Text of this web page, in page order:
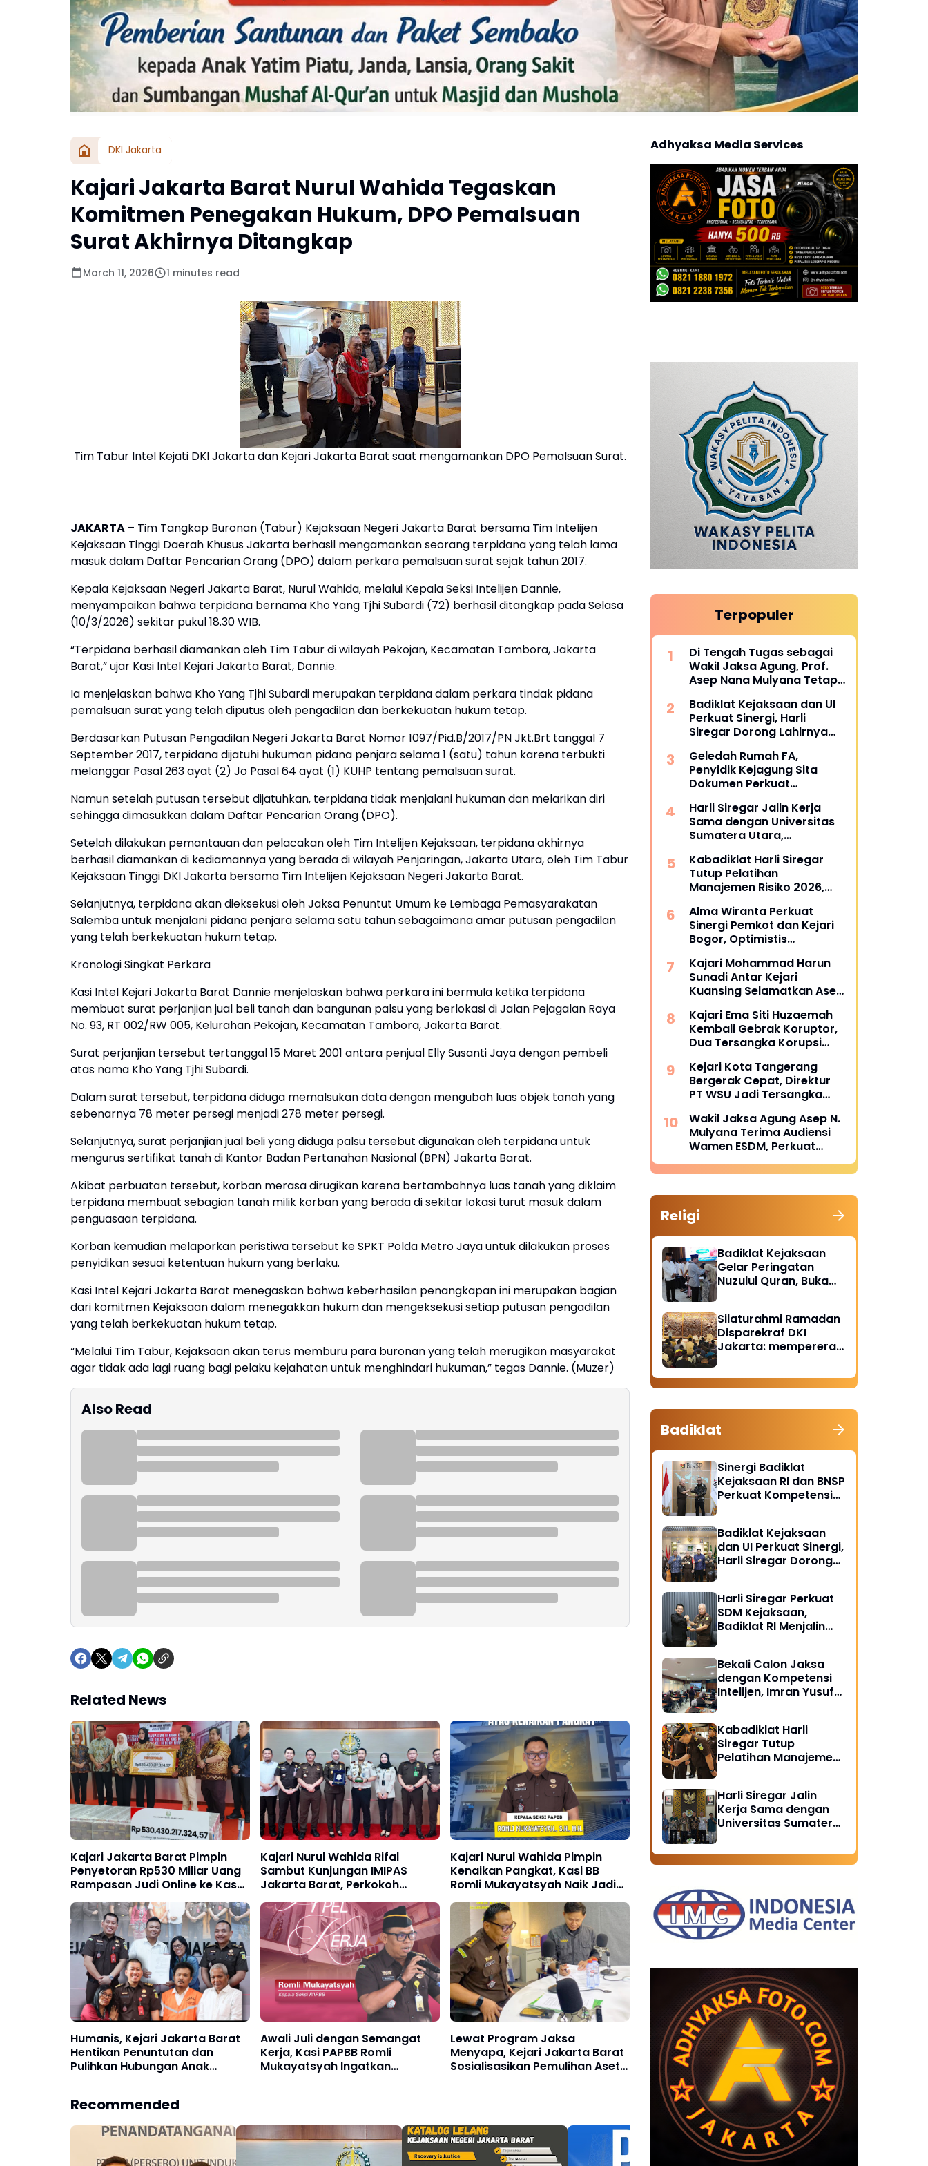
DKI Jakarta
Kajari Jakarta Barat Nurul Wahida Tegaskan
Komitmen Penegakan Hukum, DPO Pemalsuan
Surat Akhirnya Ditangkap
March 11, 2026 1 minutes read
Tim Tabur Intel Kejati DKI Jakarta dan Kejari Jakarta Barat saat mengamankan DPO Pemalsuan Surat.
JAKARTA – Tim Tangkap Buronan (Tabur) Kejaksaan Negeri Jakarta Barat bersama Tim Intelijen
Kejaksaan Tinggi Daerah Khusus Jakarta berhasil mengamankan seorang terpidana yang telah lama
masuk dalam Daftar Pencarian Orang (DPO) dalam perkara pemalsuan surat sejak tahun 2017.
Kepala Kejaksaan Negeri Jakarta Barat, Nurul Wahida, melalui Kepala Seksi Intelijen Dannie,
menyampaikan bahwa terpidana bernama Kho Yang Tjhi Subardi (72) berhasil ditangkap pada Selasa
(10/3/2026) sekitar pukul 18.30 WIB.
“Terpidana berhasil diamankan oleh Tim Tabur di wilayah Pekojan, Kecamatan Tambora, Jakarta
Barat,” ujar Kasi Intel Kejari Jakarta Barat, Dannie.
Ia menjelaskan bahwa Kho Yang Tjhi Subardi merupakan terpidana dalam perkara tindak pidana
pemalsuan surat yang telah diputus oleh pengadilan dan berkekuatan hukum tetap.
Berdasarkan Putusan Pengadilan Negeri Jakarta Barat Nomor 1097/Pid.B/2017/PN Jkt.Brt tanggal 7
September 2017, terpidana dijatuhi hukuman pidana penjara selama 1 (satu) tahun karena terbukti
melanggar Pasal 263 ayat (2) Jo Pasal 64 ayat (1) KUHP tentang pemalsuan surat.
Namun setelah putusan tersebut dijatuhkan, terpidana tidak menjalani hukuman dan melarikan diri
sehingga dimasukkan dalam Daftar Pencarian Orang (DPO).
Setelah dilakukan pemantauan dan pelacakan oleh Tim Intelijen Kejaksaan, terpidana akhirnya
berhasil diamankan di kediamannya yang berada di wilayah Penjaringan, Jakarta Utara, oleh Tim Tabur
Kejaksaan Tinggi DKI Jakarta bersama Tim Intelijen Kejaksaan Negeri Jakarta Barat.
Selanjutnya, terpidana akan dieksekusi oleh Jaksa Penuntut Umum ke Lembaga Pemasyarakatan
Salemba untuk menjalani pidana penjara selama satu tahun sebagaimana amar putusan pengadilan
yang telah berkekuatan hukum tetap.
Kronologi Singkat Perkara
Kasi Intel Kejari Jakarta Barat Dannie menjelaskan bahwa perkara ini bermula ketika terpidana
membuat surat perjanjian jual beli tanah dan bangunan palsu yang berlokasi di Jalan Pejagalan Raya
No. 93, RT 002/RW 005, Kelurahan Pekojan, Kecamatan Tambora, Jakarta Barat.
Surat perjanjian tersebut tertanggal 15 Maret 2001 antara penjual Elly Susanti Jaya dengan pembeli
atas nama Kho Yang Tjhi Subardi.
Dalam surat tersebut, terpidana diduga memalsukan data dengan mengubah luas objek tanah yang
sebenarnya 78 meter persegi menjadi 278 meter persegi.
Selanjutnya, surat perjanjian jual beli yang diduga palsu tersebut digunakan oleh terpidana untuk
mengurus sertifikat tanah di Kantor Badan Pertanahan Nasional (BPN) Jakarta Barat.
Akibat perbuatan tersebut, korban merasa dirugikan karena bertambahnya luas tanah yang diklaim
terpidana membuat sebagian tanah milik korban yang berada di sekitar lokasi turut masuk dalam
penguasaan terpidana.
Korban kemudian melaporkan peristiwa tersebut ke SPKT Polda Metro Jaya untuk dilakukan proses
penyidikan sesuai ketentuan hukum yang berlaku.
Kasi Intel Kejari Jakarta Barat menegaskan bahwa keberhasilan penangkapan ini merupakan bagian
dari komitmen Kejaksaan dalam menegakkan hukum dan mengeksekusi setiap putusan pengadilan
yang telah berkekuatan hukum tetap.
“Melalui Tim Tabur, Kejaksaan akan terus memburu para buronan yang telah merugikan masyarakat
agar tidak ada lagi ruang bagi pelaku kejahatan untuk menghindari hukuman,” tegas Dannie. (Muzer)
Also Read
Related News
Kajari Jakarta Barat Pimpin
Penyetoran Rp530 Miliar Uang
Rampasan Judi Online ke Kas
Negara
Kajari Nurul Wahida Rifal
Sambut Kunjungan IMIPAS
Jakarta Barat, Perkokoh
Kolaborasi untuk Pelayanan
Publik Berintegritas
Kajari Nurul Wahida Pimpin
Kenaikan Pangkat, Kasi BB
Romli Mukayatsyah Naik Jadi
Jaksa Madya atau Pangkat
IV/a
Humanis, Kejari Jakarta Barat
Hentikan Penuntutan dan
Pulihkan Hubungan Anak
Awali Juli dengan Semangat
Kerja, Kasi PAPBB Romli
Mukayatsyah Ingatkan
Lewat Program Jaksa
Menyapa, Kejari Jakarta Barat
Sosialisasikan Pemulihan Aset
Recommended
Adhyaksa Media Services
Terpopuler
Di Tengah Tugas sebagai
Wakil Jaksa Agung, Prof.
Asep Nana Mulyana Tetap
Akademik sebagai Penguji
Promosi Doktor Unpad
Badiklat Kejaksaan dan UI
Perkuat Sinergi, Harli
Siregar Dorong Lahirnya
Kejaksaan
Geledah Rumah FA,
Penyidik Kejagung Sita
Dokumen Perkuat
Harli Siregar Jalin Kerja
Sama dengan Universitas
Sumatera Utara,
Universitas Hasanuddin,
Buka Peluang Pegawai
Kejaksaan RI Tempuh
Pendidikan Doktor (S3)
Hukum
Kabadiklat Harli Siregar
Tutup Pelatihan
Manajemen Risiko 2026,
Agen Perubahan di Seluruh
Satker Kejaksaan
Alma Wiranta Perkuat
Sinergi Pemkot dan Kejari
Bogor, Optimistis
Perdata Tanpa Rugikan
Daerah
Kajari Mohammad Harun
Sunadi Antar Kejari
Kuansing Selamatkan Aset
Rp74,97 Miliar
Kajari Ema Siti Huzaemah
Kembali Gebrak Koruptor,
Dua Tersangka Korupsi
Langsung Dijebloskan ke
Penjara
Kejari Kota Tangerang
Bergerak Cepat, Direktur
PT WSU Jadi Tersangka
Operasional Boeing 737-
300
Wakil Jaksa Agung Asep N.
Mulyana Terima Audiensi
Wamen ESDM, Perkuat
Sektor Energi Nasional
Religi
Badiklat Kejaksaan
Gelar Peringatan
Nuzulul Quran, Buka
Piatu
Silaturahmi Ramadan
Disparekraf DKI
Jakarta: mempererat
Badiklat
Sinergi Badiklat
Kejaksaan RI dan BNSP
Perkuat Kompetensi
Badiklat Kejaksaan
dan UI Perkuat Sinergi,
Harli Siregar Dorong
Harli Siregar Perkuat
SDM Kejaksaan,
Badiklat RI Menjalin
Bekali Calon Jaksa
dengan Kompetensi
Intelijen, Imran Yusuf
Penegakan Hukum
Kabadiklat Harli
Siregar Tutup
Pelatihan Manajemen
Jadi Agen Perubahan
di Seluruh Satker
Kejaksaan
Harli Siregar Jalin
Kerja Sama dengan
Universitas Sumatera
Universitas
Peluang Pegawai
Kejaksaan RI Tempuh
Pendidikan Doktor
(S3) Hukum